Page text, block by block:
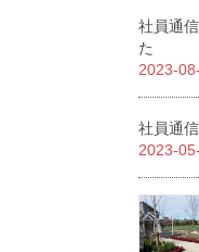
社員通
た
2023-
社員通
2023-